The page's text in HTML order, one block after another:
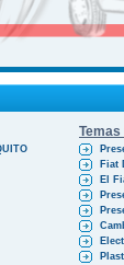
Fiat
El